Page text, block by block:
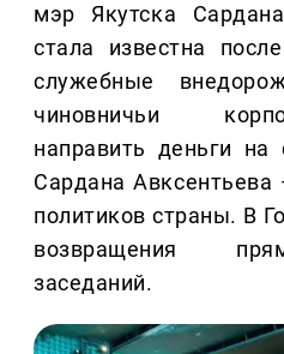
мэр Якутска
стала известна
служебные
чиновничьи
направить деньги
Сардана
политиков страны. В
возвращения
заседаний.